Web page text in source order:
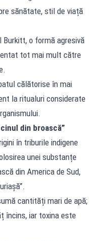
sănătate, stil de viață
Burkitt, o formă agresivă
tot mai mult către
călătorise în mai
la ritualuri considerate
din broască”
în triburile indigene
unei substanțe
din America de Sud,
cantități mari de apă;
încins, iar toxina este